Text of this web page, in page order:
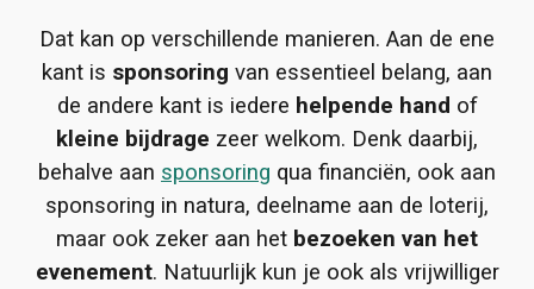
Dat kan op verschillende manieren. Aan de ene
kant is sponsoring van essentieel belang, aan
de andere kant is iedere helpende hand of
kleine bijdrage zeer welkom. Denk daarbij,
behalve aan sponsoring qua financiën, ook aan
sponsoring in natura, deelname aan de loterij,
maar ook zeker aan het bezoeken van het
evenement. Natuurlijk kun je ook als vrijwilliger